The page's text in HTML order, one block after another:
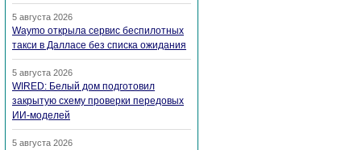
5 августа 2026
Waymo открыла сервис беспилотных
такси в Далласе без списка ожидания
5 августа 2026
WIRED: Белый дом подготовил
закрытую схему проверки передовых
ИИ-моделей
5 августа 2026